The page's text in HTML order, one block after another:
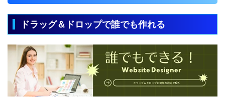
ドラッグ＆ドロップで誰でも作れる